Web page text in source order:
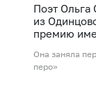
Поэт
из
премию
Она заняла
перо»